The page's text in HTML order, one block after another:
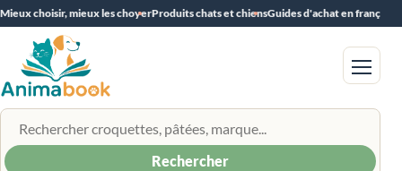
Mieux choisir, mieux les choyerProduits chats et chiensGuides d'achat en français
Rechercher un produit
Rechercher
Menu